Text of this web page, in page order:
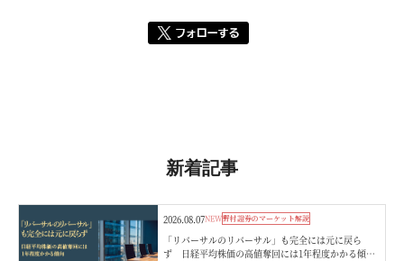
新着記事
2026.08.07NEW野村證券のマーケット解説
「リバーサルのリバーサル」も完全には元に戻ら
ず 日経平均株価の高値奪回には1年程度かかる傾